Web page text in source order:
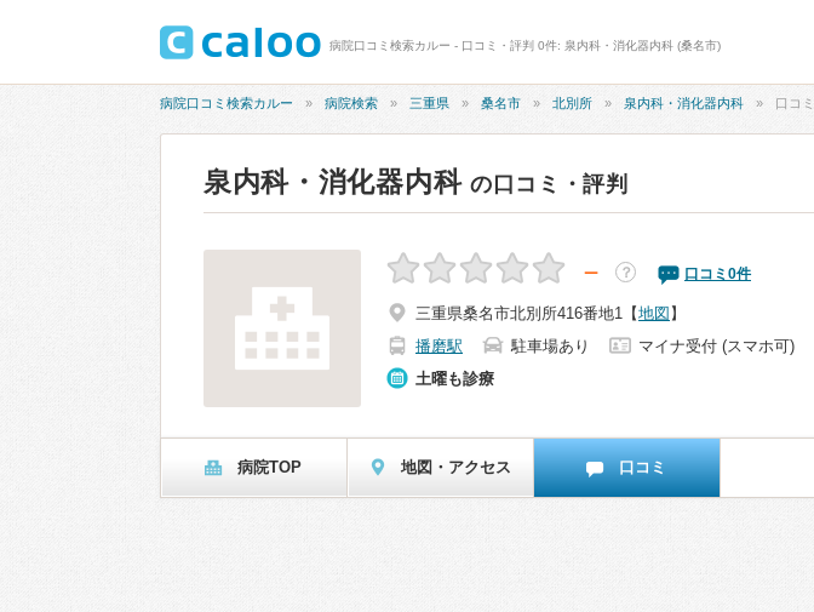
病院口コミ検索カルー - 口コミ・評判 0件: 泉内科・消化器内科 (桑名市)
病院口コミ検索カルー 病院検索 三重県 桑名市 北別所 泉内科・消化器内科 口コミ
泉内科・消化器内科 の口コミ・評判
－ ？ 口コミ 0件
三重県桑名市北別所416番地1 【地図 】
播磨駅
駐車場あり
マイナ受付 (スマホ可)
土曜も診療
病院TOP 地図・アクセス 口コミ